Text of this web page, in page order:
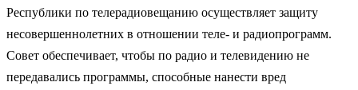
Республики по телерадиовещанию осуществляет защиту
несовершеннолетних в отношении теле- и радиопрограмм.
Совет обеспечивает, чтобы по радио и телевидению не
передавались программы, способные нанести вред